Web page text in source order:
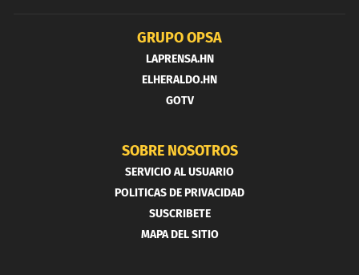
GRUPO OPSA
LAPRENSA.HN
ELHERALDO.HN
GOTV
SOBRE NOSOTROS
SERVICIO AL USUARIO
POLITICAS DE PRIVACIDAD
SUSCRIBETE
MAPA DEL SITIO